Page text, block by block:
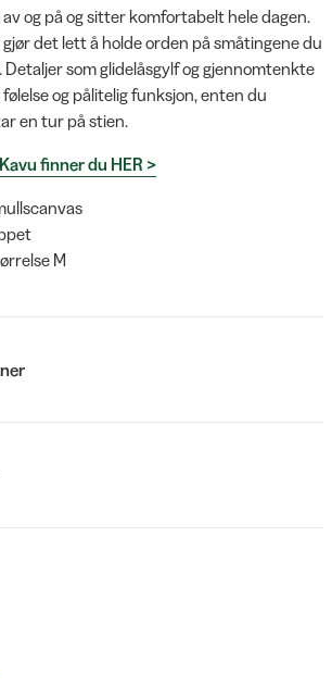
og på og sitter komfortabelt hele dagen.
det lett å holde orden på småtingene du
Detaljer som glidelåsgylf og gjennomtenkte
og pålitelig funksjon, enten du
en tur på stien.
finner du HER >
M